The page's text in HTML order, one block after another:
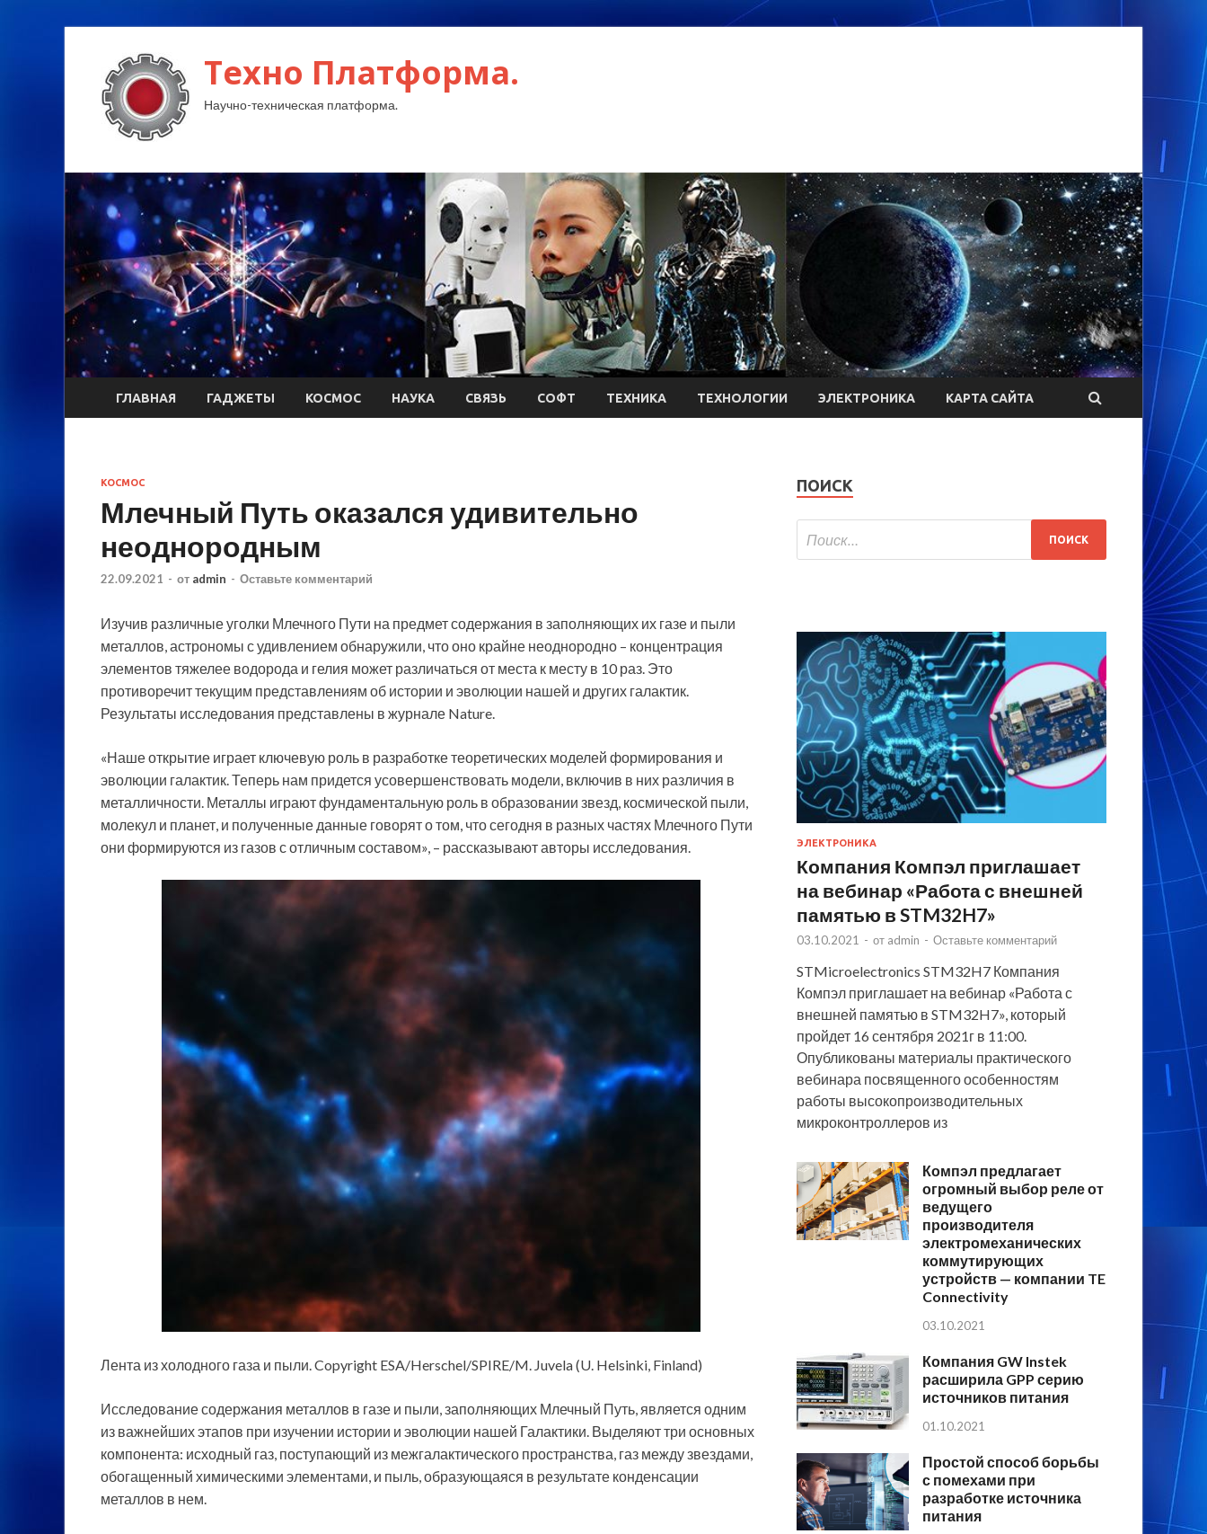
Техно Платформа.
Научно-техническая платформа.
ГЛАВНАЯ ГАДЖЕТЫ КОСМОС НАУКА СВЯЗЬ СОФТ ТЕХНИКА ТЕХНОЛОГИИ ЭЛЕКТРОНИКА КАРТА САЙТА
КОСМОС
Млечный Путь оказался удивительно
неоднородным
22.09.2021 - от admin - Оставьте комментарий
Изучив различные уголки Млечного Пути на предмет содержания в заполняющих их газе и пыли
металлов, астрономы с удивлением обнаружили, что оно крайне неоднородно – концентрация
элементов тяжелее водорода и гелия может различаться от места к месту в 10 раз. Это
противоречит текущим представлениям об истории и эволюции нашей и других галактик.
Результаты исследования представлены в журнале Nature.
«Наше открытие играет ключевую роль в разработке теоретических моделей формирования и
эволюции галактик. Теперь нам придется усовершенствовать модели, включив в них различия в
металличности. Металлы играют фундаментальную роль в образовании звезд, космической пыли,
молекул и планет, и полученные данные говорят о том, что сегодня в разных частях Млечного Пути
они формируются из газов с отличным составом», – рассказывают авторы исследования.
Лента из холодного газа и пыли. Copyright ESA/Herschel/SPIRE/M. Juvela (U. Helsinki, Finland)
Исследование содержания металлов в газе и пыли, заполняющих Млечный Путь, является одним
из важнейших этапов при изучении истории и эволюции нашей Галактики. Выделяют три основных
компонента: исходный газ, поступающий из межгалактического пространства, газ между звездами,
обогащенный химическими элементами, и пыль, образующаяся в результате конденсации
металлов в нем.
ПОИСК
ЭЛЕКТРОНИКА
Компания Компэл приглашает
на вебинар «Работа с внешней
памятью в STM32H7»
03.10.2021 - от admin - Оставьте комментарий
STMicroelectronics STM32H7 Компания
Компэл приглашает на вебинар «Работа с
внешней памятью в STM32H7», который
пройдет 16 сентября 2021г в 11:00.
Опубликованы материалы практического
вебинара посвященного особенностям
работы высокопроизводительных
микроконтроллеров из
Компэл предлагает
огромный выбор реле от
ведущего
производителя
электромеханических
коммутирующих
устройств — компании TE
Connectivity
03.10.2021
Компания GW Instek
расширила GPP серию
источников питания
01.10.2021
Простой способ борьбы
с помехами при
разработке источника
питания